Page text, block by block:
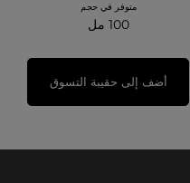
متوفر في حجم
100 مل
أضف إلى حقيبة التسوق